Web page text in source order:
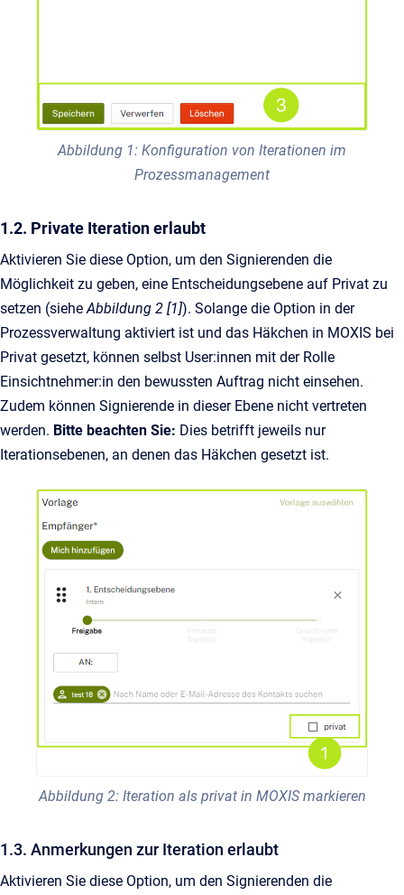
Abbildung 1: Konfiguration von Iterationen im
Prozessmanagement
1.2. Private Iteration erlaubt
Aktivieren Sie diese Option, um den Signierenden die
Möglichkeit zu geben, eine Entscheidungsebene auf Privat zu
setzen (sieheAbbildung 2 [1]). Solange die Option in der
Prozessverwaltung aktiviert ist und das Häkchen in MOXIS bei
Privat gesetzt, können selbst User:innen mit der Rolle
Einsichtnehmer:in den bewussten Auftrag nicht einsehen.
Zudem können Signierende in dieser Ebene nicht vertreten
werden. Bitte beachten Sie: Dies betrifft jeweils nur
Iterationsebenen, an denen das Häkchen gesetzt ist.
Abbildung 2: Iteration als privat in MOXIS markieren
1.3. Anmerkungen zur Iteration erlaubt
Aktivieren Sie diese Option, um den Signierenden die